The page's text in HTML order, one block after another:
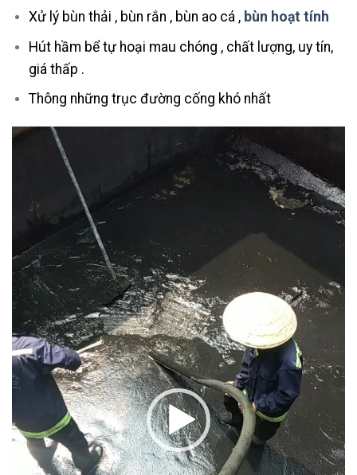
Xử lý bùn thải , bùn rắn , bùn ao cá , bùn hoạt tính
Hút hầm bể tự hoại mau chóng , chất lượng, uy tín,
giá thấp .
Thông những trục đường cống khó nhất
Trình